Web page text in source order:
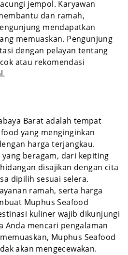
jempol. Karyawan
dan ramah,
mendapatkan
memuaskan. Pengunjung
dengan pelayan tentang
atau rekomendasi
Barat adalah tempat
yang menginginkan
harga terjangkau.
beragam, dari kepiting
disajikan dengan cita
dipilih sesuai selera.
ramah, serta harga
Muphus Seafood
kuliner wajib dikunjungi
Anda mencari pengalaman
Muphus Seafood
akan mengecewakan.